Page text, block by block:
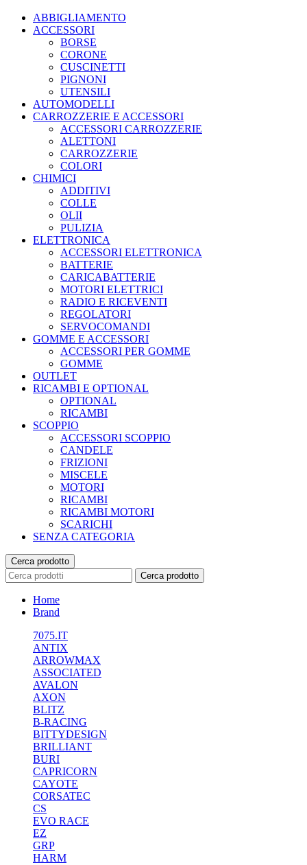
ABBIGLIAMENTO
ACCESSORI
BORSE
CORONE
CUSCINETTI
PIGNONI
UTENSILI
AUTOMODELLI
CARROZZERIE E ACCESSORI
ACCESSORI CARROZZERIE
ALETTONI
CARROZZERIE
COLORI
CHIMICI
ADDITIVI
COLLE
OLII
PULIZIA
ELETTRONICA
ACCESSORI ELETTRONICA
BATTERIE
CARICABATTERIE
MOTORI ELETTRICI
RADIO E RICEVENTI
REGOLATORI
SERVOCOMANDI
GOMME E ACCESSORI
ACCESSORI PER GOMME
GOMME
OUTLET
RICAMBI E OPTIONAL
OPTIONAL
RICAMBI
SCOPPIO
ACCESSORI SCOPPIO
CANDELE
FRIZIONI
MISCELE
MOTORI
RICAMBI
RICAMBI MOTORI
SCARICHI
SENZA CATEGORIA
Cerca prodotto
Cerca prodotto
Home
Brand
7075.IT
ANTIX
ARROWMAX
ASSOCIATED
AVALON
AXON
BLITZ
B-RACING
BITTYDESIGN
BRILLIANT
BURI
CAPRICORN
CAYOTE
CORSATEC
CS
EVO RACE
EZ
GRP
HARM